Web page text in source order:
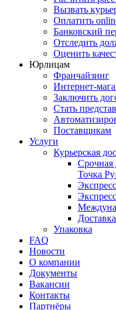
Алексеевка с
Алексеевка с
Алексеевское рп
Алушта
Алханай с
Альменево с
Альметьевск г
Амодово с
Амурск г
Анапская ст-ца
Анастасиевская ст-ца
Анджиевский п
Вызвать
Оплатить
Банковский
Отследить
Оценить
Юрлицам
Франчайзинг
Интернет-
Заключить
Стать
Поставщикам
Услуги
Курьерская
Срочная
Точка
Упаковка
FAQ
Новости
О компании
Документы
Вакансии
Контакты
Партнёры